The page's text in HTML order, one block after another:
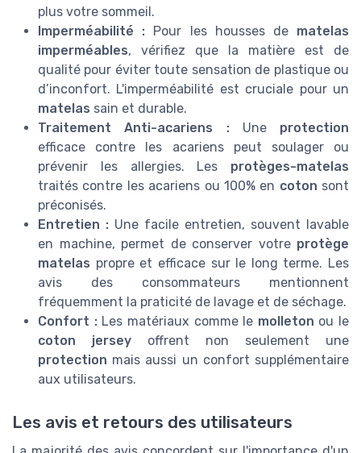
plus votre sommeil.
Imperméabilité : Pour les housses de matelas
imperméables, vérifiez que la matière est de
qualité pour éviter toute sensation de plastique ou
d’inconfort. L'imperméabilité est cruciale pour un
matelas sain et durable.
Traitement Anti-acariens :Une protection
efficace contre les acariens peut soulager ou
prévenir les allergies. Les protèges-matelas
traités contre les acariens ou 100% en coton sont
préconisés.
Entretien : Une facile entretien, souvent lavable
en machine, permet de conserver votre protège
matelas propre et efficace sur le long terme. Les
avis des consommateurs mentionnent
fréquemment la praticité de lavage et de séchage.
Confort :Les matériaux comme le molleton ou le
coton jersey offrent non seulement une
protection mais aussi un confort supplémentaire
aux utilisateurs.
Les avis et retours des utilisateurs